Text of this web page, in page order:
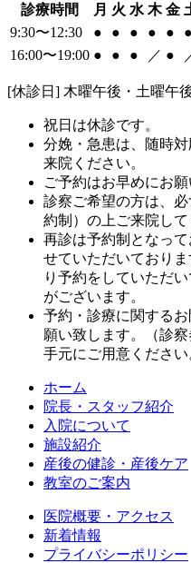
診療時間 月 火 水 木 金
9:30〜12:30
● ● ● ● ● ●
16:00〜19:00 ● ● ● ／ ●
[休診日] 木曜午後・土曜午
祝日は休診です。
分娩・急患は、随時
来院ください。
ご予約はお早めにお願
診察ご希望の方は、
約制）の上ご来院して
再診は予約制となっ
せていただいており
り予約をしていただ
がございます。
予約・診療に関する
願い致します。（診
手元にご用意ください
ホーム
院長・スタッフ紹介
入院について
施設紹介
産後の健診・産後ケア
教室のご案内
医院概要・アクセス
新着情報
プライバシーポリシー